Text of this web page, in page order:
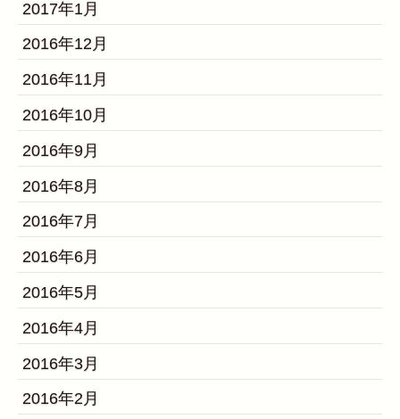
2017年1月
2016年12月
2016年11月
2016年10月
2016年9月
2016年8月
2016年7月
2016年6月
2016年5月
2016年4月
2016年3月
2016年2月